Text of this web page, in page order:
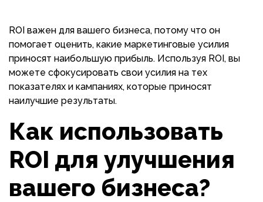
ROI важен для вашего бизнеса, потому что он
помогает оценить, какие маркетинговые усилия
приносят наибольшую прибыль. Используя ROI, вы
можете сфокусировать свои усилия на тех
показателях и кампаниях, которые приносят
наилучшие результаты.
Как использовать
ROI для улучшения
вашего бизнеса?